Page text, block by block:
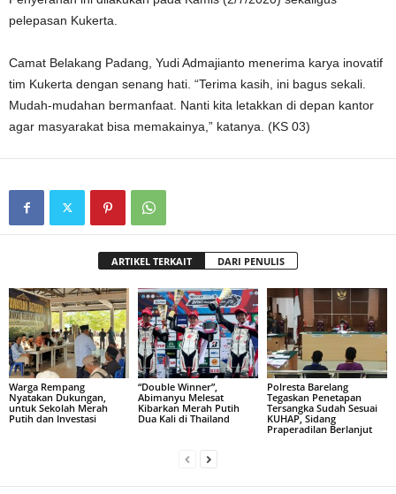
pelepasan Kukerta.
Camat Belakang Padang, Yudi Admajianto menerima karya inovatif
tim Kukerta dengan senang hati. “Terima kasih, ini bagus sekali.
Mudah-mudahan bermanfaat. Nanti kita letakkan di depan kantor
agar masyarakat bisa memakainya,” katanya. (KS 03)
ARTIKEL TERKAIT DARI PENULIS
Warga Rempang
Nyatakan Dukungan,
untuk Sekolah Merah
Putih dan Investasi
“Double Winner”,
Abimanyu Melesat
Kibarkan Merah Putih
Dua Kali di Thailand
Polresta Barelang
Tegaskan Penetapan
Tersangka Sudah Sesuai
KUHAP, Sidang
Praperadilan Berlanjut